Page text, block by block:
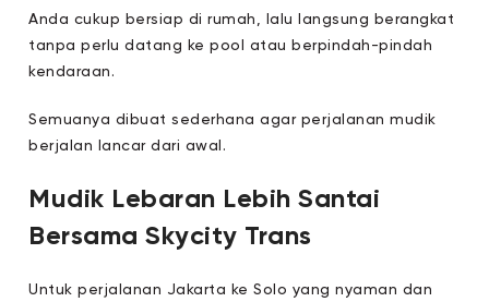
Anda cukup bersiap di rumah, lalu langsung berangkat
tanpa perlu datang ke pool atau berpindah-pindah
kendaraan.
Semuanya dibuat sederhana agar perjalanan mudik
berjalan lancar dari awal.
Mudik Lebaran Lebih Santai
Bersama Skycity Trans
Untuk perjalanan Jakarta ke Solo yang nyaman dan